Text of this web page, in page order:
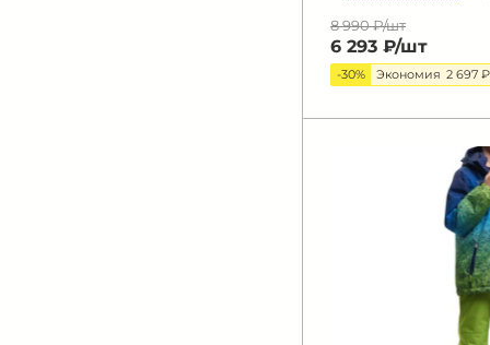
8 990 ₽/шт
6 293 ₽/шт
-30% Экономия 2 697 ₽